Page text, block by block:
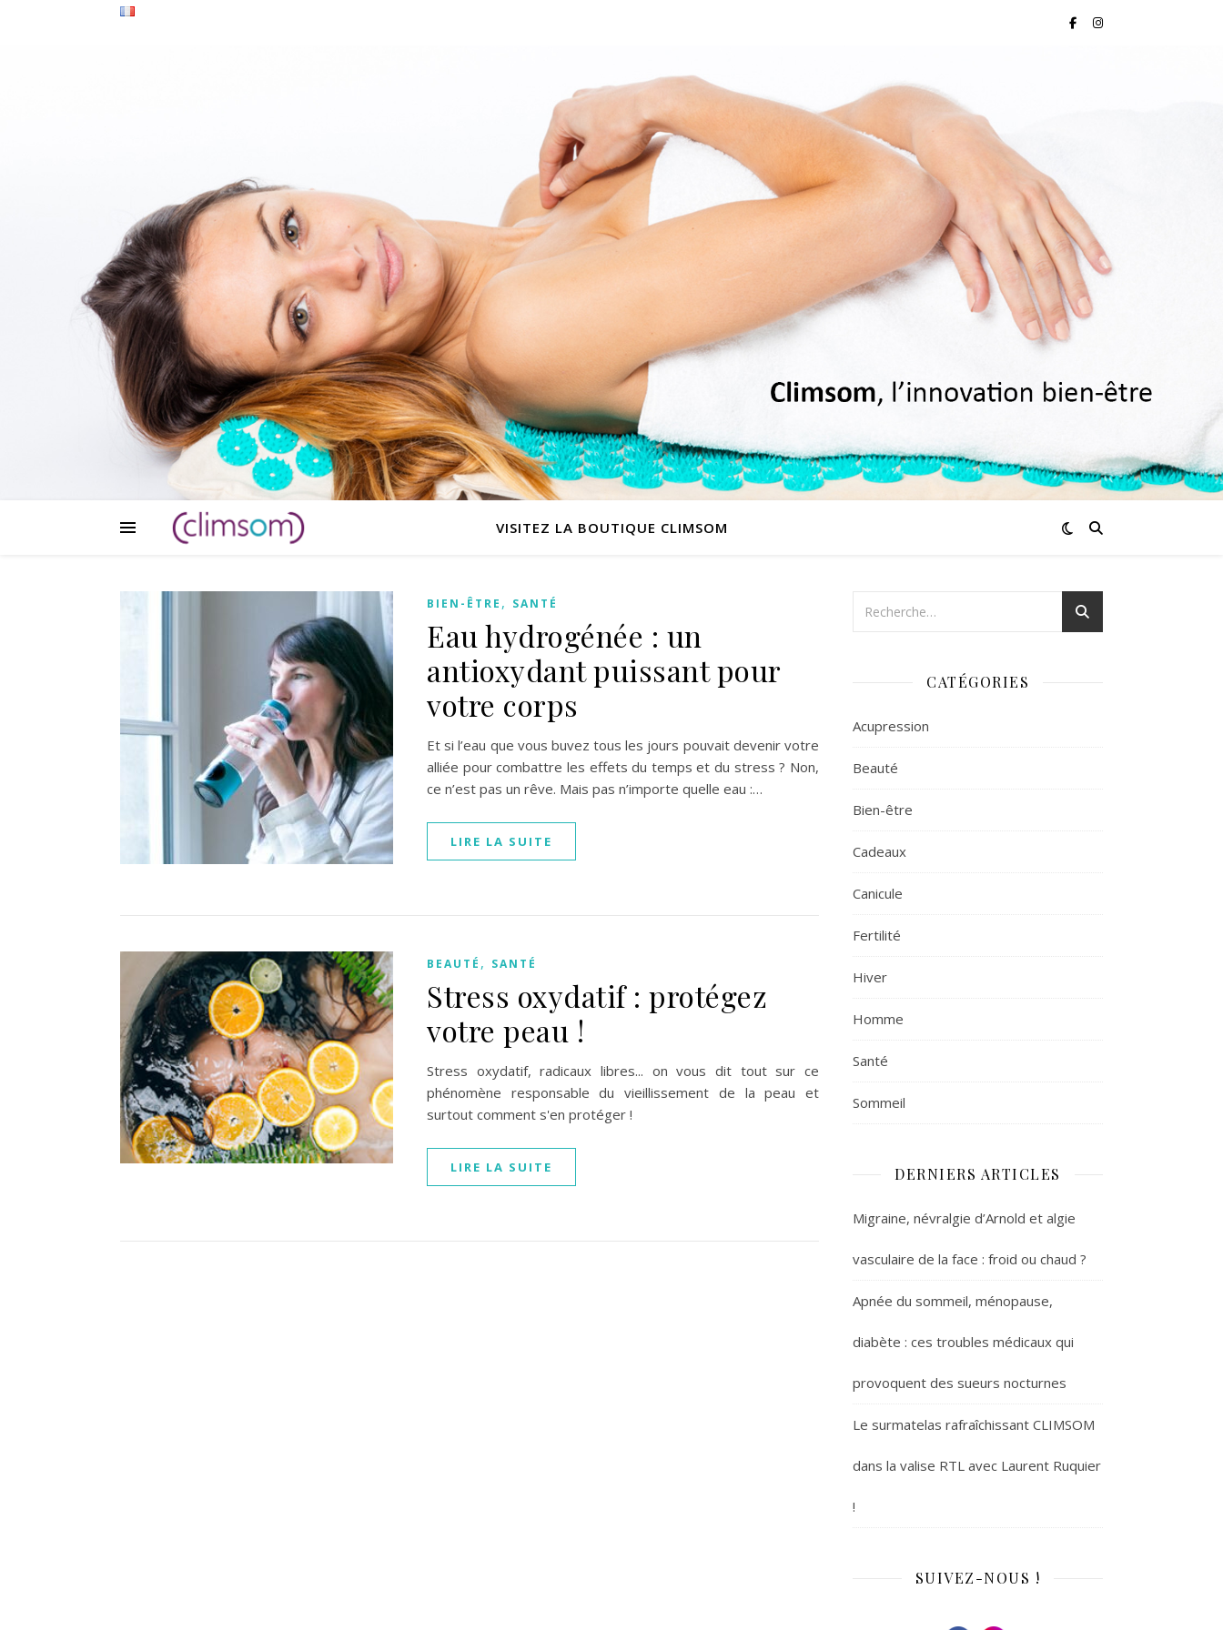
VISITEZ LA BOUTIQUE CLIMSOM
BIEN-ÊTRE , SANTÉ
Eau hydrogénée : un
antioxydant puissant pour
votre corps
Et si l’eau que vous buvez tous les jours pouvait devenir votre
alliée pour combattre les effets du temps et du stress ? Non,
ce n’est pas un rêve. Mais pas n’importe quelle eau :…
LIRE LA SUITE
BEAUTÉ , SANTÉ
Stress oxydatif : protégez
votre peau !
Stress oxydatif, radicaux libres... on vous dit tout sur ce
phénomène responsable du vieillissement de la peau et
surtout comment s'en protéger !
LIRE LA SUITE
CATÉGORIES
Acupression
Beauté
Bien-être
Cadeaux
Canicule
Fertilité
Hiver
Homme
Santé
Sommeil
DERNIERS ARTICLES
Migraine, névralgie d’Arnold et algie
vasculaire de la face : froid ou chaud ?
Apnée du sommeil, ménopause,
diabète : ces troubles médicaux qui
provoquent des sueurs nocturnes
Le surmatelas rafraîchissant CLIMSOM
dans la valise RTL avec Laurent Ruquier
!
SUIVEZ-NOUS !